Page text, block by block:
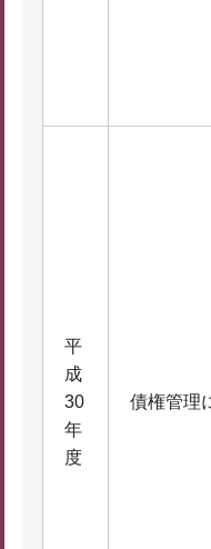
平
成
30
年
度
債権管理